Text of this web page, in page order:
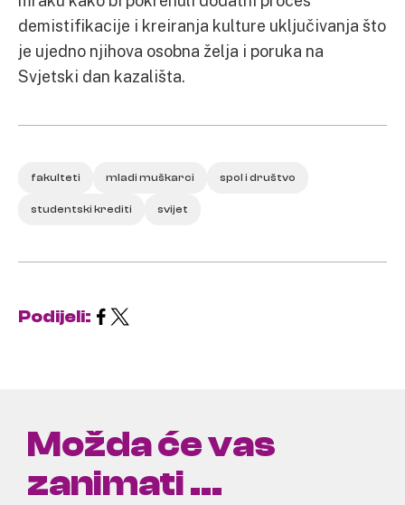
demistifikacije i kreiranja kulture uključivanja što
je ujedno njihova osobna želja i poruka na
Svjetski dan kazališta.
fakulteti mladi muškarci spol i društvo
studentski krediti svijet
Podijeli:
Možda će vas
zanimati ...